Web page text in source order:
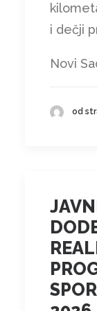
i dečji
Novi
od